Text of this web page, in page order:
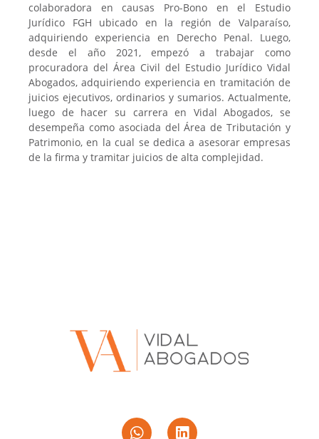
colaboradora en causas Pro-Bono en el Estudio
Jurídico FGH ubicado en la región de Valparaíso,
adquiriendo experiencia en Derecho Penal. Luego,
desde el año 2021, empezó a trabajar como
procuradora del Área Civil del Estudio Jurídico Vidal
Abogados, adquiriendo experiencia en tramitación de
juicios ejecutivos, ordinarios y sumarios. Actualmente,
luego de hacer su carrera en Vidal Abogados, se
desempeña como asociada del Área de Tributación y
Patrimonio, en la cual se dedica a asesorar empresas
de la firma y tramitar juicios de alta complejidad.